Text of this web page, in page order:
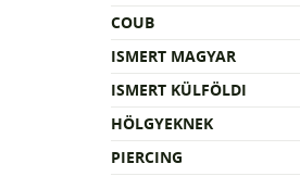
COUB
ISMERT MAGYAR
ISMERT KÜLFÖLDI
HÖLGYEKNEK
PIERCING